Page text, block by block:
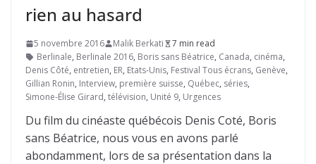
rien au hasard
5 novembre 2016 Malik Berkati
7 min read
Berlinale, Berlinale 2016, Boris sans Béatrice, Canada, cinéma,
Denis Côté, entretien, ER, Etats-Unis, Festival Tous écrans, Genève,
Gillian Ronin, Interview, première suisse, Québec, séries,
Simone-Élise Girard, télévision, Unité 9, Urgences
Du film du cinéaste québécois Denis Coté, Boris
sans Béatrice, nous vous en avons parlé
abondamment, lors de sa présentation dans la